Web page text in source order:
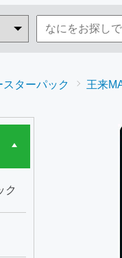
スターパック 王来
ク